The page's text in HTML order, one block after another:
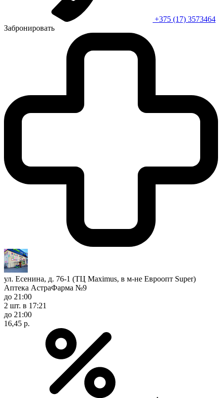
+375 (17) 3573464
Забронировать
ул. Есенина, д. 76-1 (ТЦ Maximus, в м-не Евроопт Super)
Аптека АстраФарма №9
до 21:00
2 шт. в 17:21
до 21:00
16,45 р.